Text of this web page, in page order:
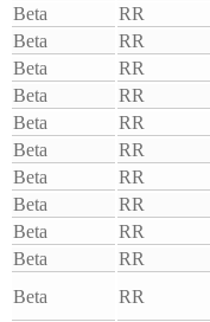
Beta
RR
Beta
RR
Beta
RR
Beta
RR
Beta
RR
Beta
RR
Beta
RR
Beta
RR
Beta
RR
Beta
RR
Beta
RR